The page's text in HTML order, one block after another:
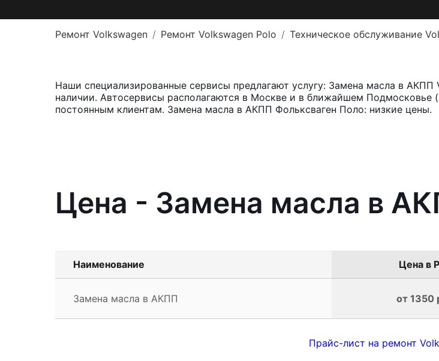
Ремонт Volkswagen Ремонт Volkswagen Polo Техническое обслуживание
Наши специализированные сервисы предлагают услугу: Замена масла в
наличии. Автосервисы располагаются в Москве и в ближайшем Подмосковье
постоянным клиентам. Замена масла в АКПП Фольксваген Поло: низкие цены.
Цена - Замена масла в
Наименование Цена в
Замена масла в АКПП от 1350
Прайс-лист на ремонт